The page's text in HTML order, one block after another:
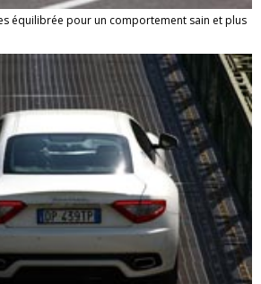
équilibrée pour un comportement sain et plus